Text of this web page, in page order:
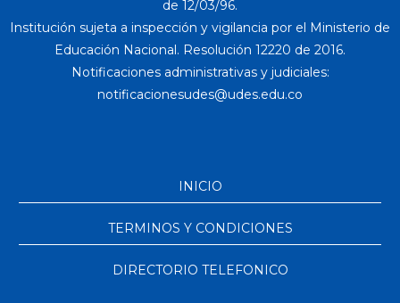
de 12/03/96.
Institución sujeta a inspección y vigilancia por el Ministerio de
Educación Nacional. Resolución 12220 de 2016.
Notificaciones administrativas y judiciales:
INICIO
TERMINOS Y CONDICIONES
DIRECTORIO TELEFONICO